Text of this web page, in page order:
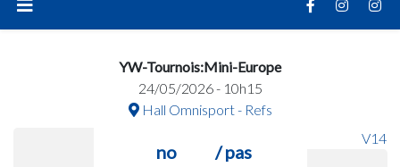
YW-Tournois:Mini-Europe
24/05/2026 - 10h15
Hall Omnisport - Refs
no
/ pas
V14